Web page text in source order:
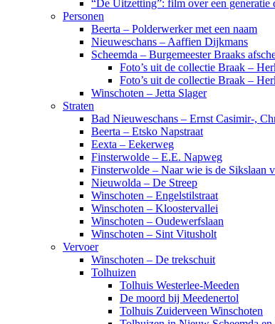
“De Uitzetting”: film over een
Personen
Beerta – Polderwerker met een naam
Nieuweschans – Aaffien Dijkmans
Scheemda – Burgemeester Braaks
Foto’s uit de collectie Braak –
Foto’s uit de collectie Braak –
Winschoten – Jetta Slager
Straten
Bad Nieuweschans – Ernst Casimir-,
Beerta – Etsko Napstraat
Eexta – Eekerweg
Finsterwolde – E.E. Napweg
Finsterwolde – Naar wie is de Sikslaan
Nieuwolda – De Streep
Winschoten – Engelstilstraat
Winschoten – Kloostervallei
Winschoten – Oudewerfslaan
Winschoten – Sint Vitusholt
Vervoer
Winschoten – De trekschuit
Tolhuizen
Tolhuis Westerlee-Meeden
De moord bij Meedenertol
Tolhuis Zuiderveen Winschoten